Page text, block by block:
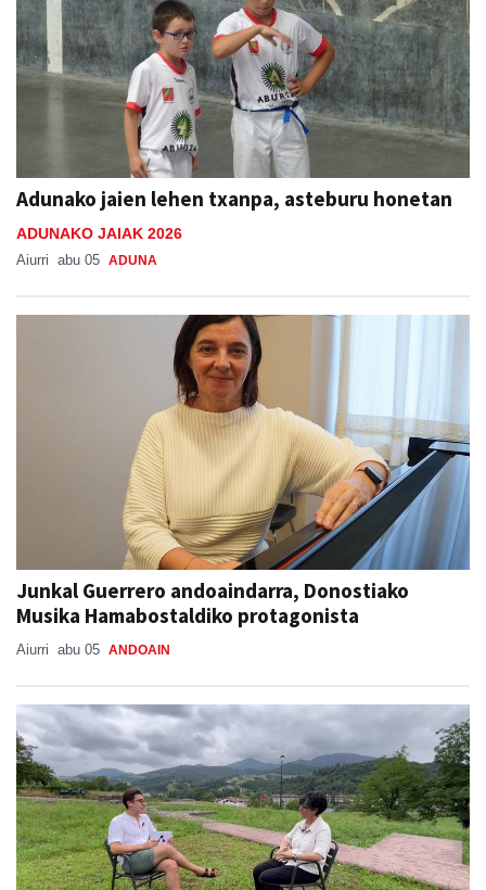
Adunako jaien lehen txanpa, asteburu honetan
ADUNAKO JAIAK 2026
Aiurri abu 05 ADUNA
Junkal Guerrero andoaindarra, Donostiako
Musika Hamabostaldiko protagonista
Aiurri abu 05 ANDOAIN